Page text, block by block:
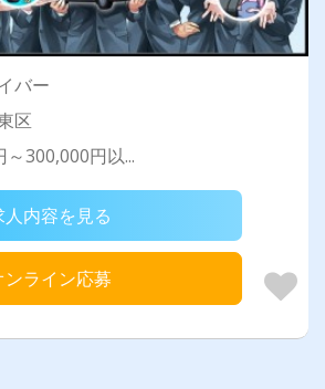
バー
区
～300,000円以...
人内容を見る
ンライン応募